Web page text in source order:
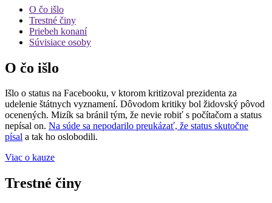
O čo išlo
Trestné činy
Priebeh konaní
Súvisiace osoby
O čo išlo
Išlo o status na Facebooku, v ktorom kritizoval prezidenta za
udelenie štátnych vyznamení. Dôvodom kritiky bol židovský pôvod
ocenených. Mizík sa bránil tým, že nevie robiť s počítačom a status
nepísal on. Na súde sa nepodarilo preukázať, že status skutočne
písal a tak ho oslobodili.
Viac o kauze
Trestné činy